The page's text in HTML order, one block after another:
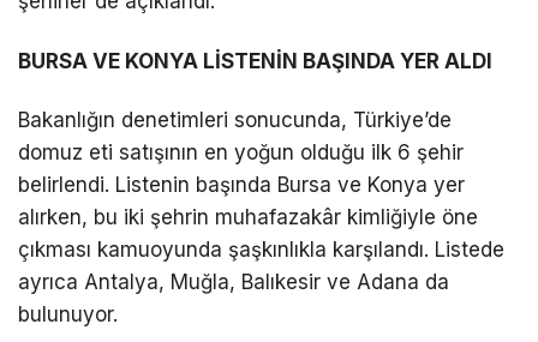
LinkedIn
Telegram
BURSA VE KONYA LİSTENİN BAŞINDA YER ALDI
Bakanlığın denetimleri sonucunda, Türkiye’de
domuz eti satışının en yoğun olduğu ilk 6 şehir
belirlendi. Listenin başında Bursa ve Konya yer
alırken, bu iki şehrin muhafazakâr kimliğiyle öne
çıkması kamuoyunda şaşkınlıkla karşılandı. Listede
ayrıca Antalya, Muğla, Balıkesir ve Adana da
bulunuyor.